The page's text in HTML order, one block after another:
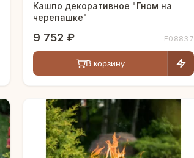
Кашпо декоративное "Гном на
черепашке"
9 752 ₽ F08837
В корзину